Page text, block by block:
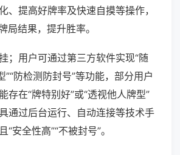
、提高好牌率及快速自摸等操作，
局结果，提升胜率。
；用户可通过第三方软件实现“随
”“防检测防封号”等功能，部分用户
存在“牌特别好”或“透视他人牌型”
通过后台运行、自动连接等技术手
安全性高”“不被封号”。